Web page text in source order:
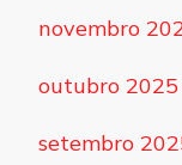
novembro
outubro 2025
setembro